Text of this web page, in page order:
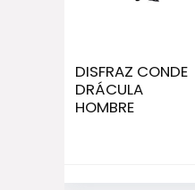
DISFRAZ CONDE
DRÁCULA
HOMBRE